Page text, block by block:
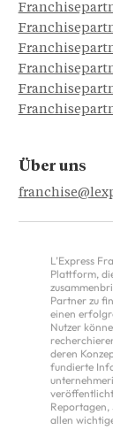
Über uns
L’Express
Plattform,
Partner zu
einen
Nutzer
deren
fundierte
Reportagen,
allen